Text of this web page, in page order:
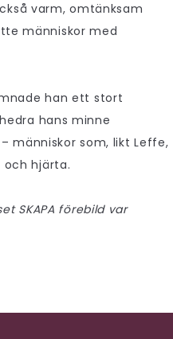
varm, omtänksam
människor med
han ett stort
hans minne
människor som, likt Leffe,
hjärta.
SKAPA förebild var